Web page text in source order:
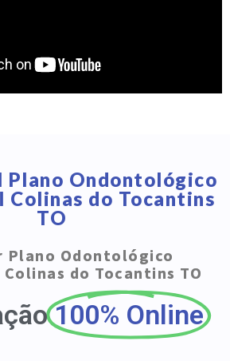
Plano Ondontológico
Colinas do Tocantins
TO
Plano Odontológico
do Tocantins TO
100% Online